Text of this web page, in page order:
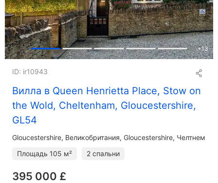
+13
Вилла в Queen Henrietta Place, Stow on
the Wold, Cheltenham, Gloucestershire,
GL54
ID: ir10943
Gloucestershire Великобритания, Gloucestershire, Челтнем
Площадь 105 м² 2 спальни
395 000 £